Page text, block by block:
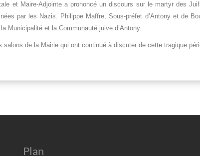
et Maire-Adjointe a prononcé un discours sur le martyr des
par les Nazis. Philippe Maffre, Sous-préfet d’Antony et de
Municipalité et la Communauté juive d’Antony.
de la Mairie qui ont continué à discuter de cette tragique
Plan